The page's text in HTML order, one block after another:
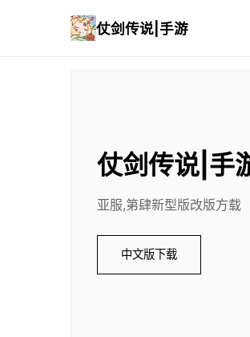
仗剑传说|手游
仗剑传说|手
亚服,第肆新型版改版方载
中文版下载